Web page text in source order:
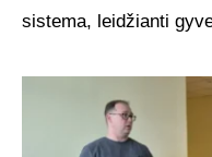
sistema, leidžianti